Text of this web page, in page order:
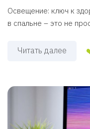
Освещение: ключ к
в спальне – это не
Читать далее